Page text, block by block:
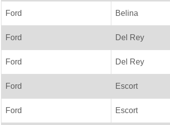
Ford Belina
Ford Del Rey
Ford Del Rey
Ford Escort
Ford Escort